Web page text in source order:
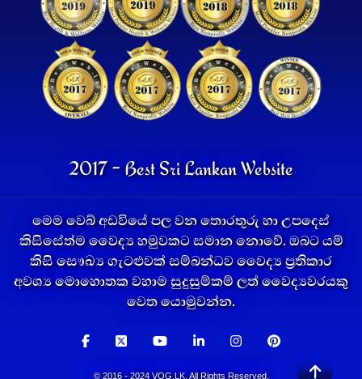
2017 - Best Sri Lankan Website
මෙම වෙබ් අඩවියේ පල වන තොරතුරු හා උපදෙස්
කිසිසේත්ම වෛද්‍ය හමුවකට සමාන නොවේ. ඔබට යම්
කිසි සෞඛ්‍ය ගැටළුවක් සම්බන්ධව වෛද්‍ය ප්‍රතිකාර
අවශ්‍ය මොහොතක වහාම සුදුසුම්කම් ලත් වෛද්‍යවරයකු
වෙත යොමුවන්න.
© 2016 - 2024 VOG.LK. All Rights Reserved.